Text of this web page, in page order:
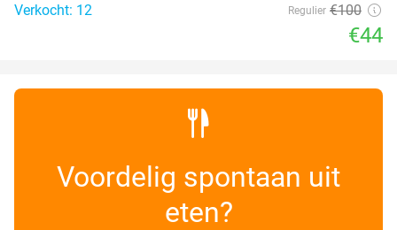
Verkocht: 12
Regulier €100
€44
Voordelig spontaan uit
eten?